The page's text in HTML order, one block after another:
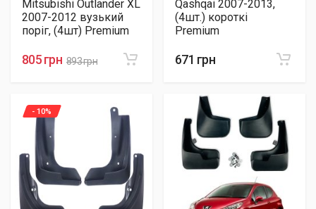
Mitsubishi Outlander XL
2007-2012 вузький
поріг, (4шт) Premium
805 грн 893 грн
Qashqai 2007-2013,
(4шт.) короткі
Premium
671 грн
- 10%